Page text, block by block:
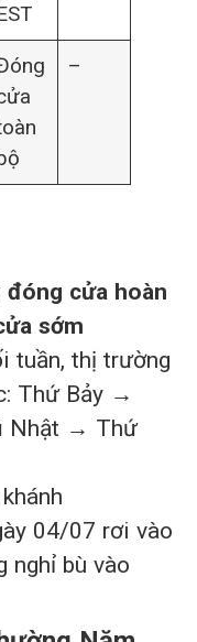
–
đóng cửa hoàn
sớm
tuần, thị trường
Thứ Bảy →
Nhật → Thứ
04/07 rơi vào
nghỉ bù vào